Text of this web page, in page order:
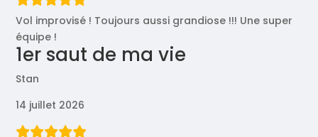
Vol improvisé ! Toujours aussi grandiose !!! Une super
équipe !
1er saut de ma vie
Stan
14 juillet 2026